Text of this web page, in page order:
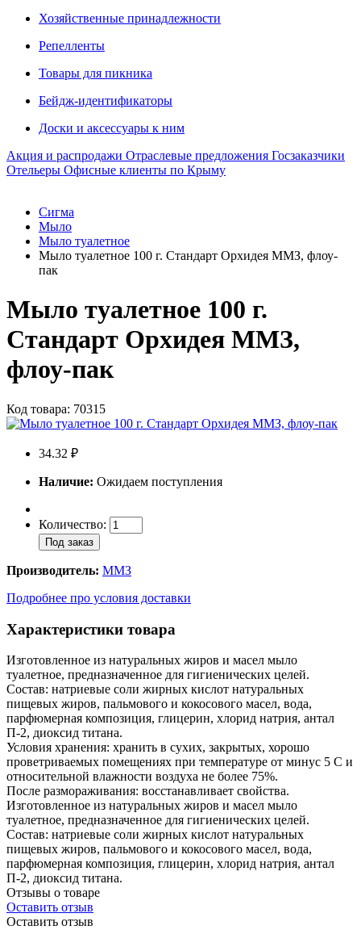
Хозяйственные принадлежности
Репелленты
Товары для пикника
Бейдж-идентификаторы
Доски и аксессуары к ним
Акция и распродажи Отраслевые предложения Госзаказчики
Отельеры Офисные клиенты по Крыму
Сигма
Мыло
Мыло туалетное
Мыло туалетное 100 г. Стандарт Орхидея ММЗ, флоу-
пак
Мыло туалетное 100 г.
Стандарт Орхидея ММЗ,
флоу-пак
Код товара: 70315
34.32 ₽
Наличие: Ожидаем поступления
Количество:
Под заказ
Производитель: ММЗ
Подробнее про условия доставки
Характеристики товара
Изготовленное из натуральных жиров и масел мыло
туалетное, предназначенное для гигиенических целей.
Состав: натриевые соли жирных кислот натуральных
пищевых жиров, пальмового и кокосового масел, вода,
парфюмерная композиция, глицерин, хлорид натрия, антал
П-2, диоксид титана.
Условия хранения: хранить в сухих, закрытых, хорошо
проветриваемых помещениях при температуре от минус 5 С и
относительной влажности воздуха не более 75%.
После размораживания: восстанавливает свойства.
Изготовленное из натуральных жиров и масел мыло
туалетное, предназначенное для гигиенических целей.
Состав: натриевые соли жирных кислот натуральных
пищевых жиров, пальмового и кокосового масел, вода,
парфюмерная композиция, глицерин, хлорид натрия, антал
П-2, диоксид титана.
Отзывы о товаре
Оставить отзыв
Оставить отзыв